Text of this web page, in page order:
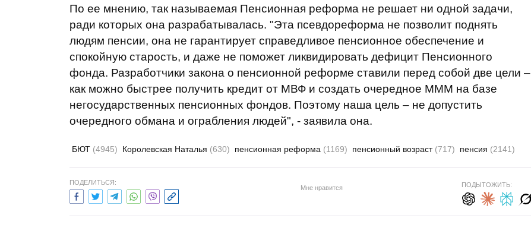
По ее мнению, так называемая Пенсионная реформа не решает ни одной задачи,
ради которых она разрабатывалась. "Эта псевдореформа не позволит поднять
людям пенсии, она не гарантирует справедливое пенсионное обеспечение и
спокойную старость, и даже не поможет ликвидировать дефицит Пенсионного
фонда. Разработчики закона о пенсионной реформе ставили перед собой две цели –
как можно быстрее получить кредит от МВФ и создать очередное МММ на базе
негосударственных пенсионных фондов. Поэтому наша цель – не допустить
очередного обмана и ограбления людей", - заявила она.
БЮТ (4945) Королевская Наталья (630) пенсионная реформа (1169) пенсионный возраст (717) пенсия (2141)
ПОДЕЛИТЬСЯ:
Мне нравится ПОДЫТОЖИТЬ: